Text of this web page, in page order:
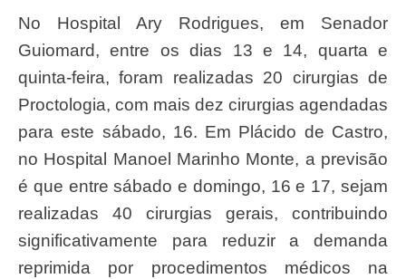
No Hospital Ary Rodrigues, em Senador
Guiomard, entre os dias 13 e 14, quarta e
quinta-feira, foram realizadas 20 cirurgias de
Proctologia, com mais dez cirurgias agendadas
para este sábado, 16. Em Plácido de Castro,
no Hospital Manoel Marinho Monte, a previsão
é que entre sábado e domingo, 16 e 17, sejam
realizadas 40 cirurgias gerais, contribuindo
significativamente para reduzir a demanda
reprimida por procedimentos médicos na